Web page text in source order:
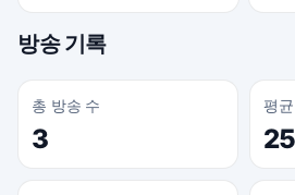
방송 기록
총 방송 수
3
평